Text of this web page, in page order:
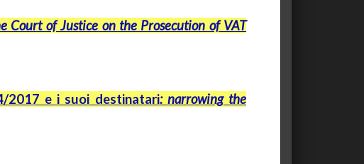
Court of Justice on the Prosecution of VAT
2017 e i suoi destinatari: narrowingthe